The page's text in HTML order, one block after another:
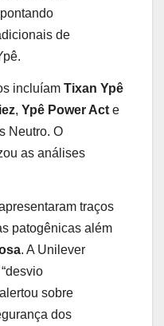
de
incluíam Tixan Ypê
, Ypê Power Act e
Neutro. O
as análises
traços
patogênicas além
. A Unilever
sobre
dos